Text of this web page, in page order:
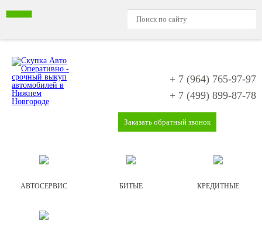
+ 7 (964) 765-97-97
+ 7 (499) 899-87-78
Заказать обратный звонок
АВТОСЕРВИС БИТЫЕ КРЕДИТНЫЕ